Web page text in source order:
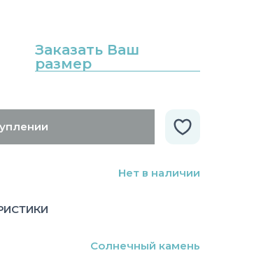
Заказать Ваш
размер
Нет в наличии
Солнечный камень